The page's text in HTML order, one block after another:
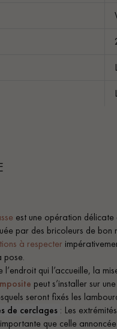
est une opération délicate
par des bricoleurs de bon
à respecter
pose.
l’endroit qui l’accueille, la
peut s’installer sur
seront fixés les
de cerclages : Les
que celle